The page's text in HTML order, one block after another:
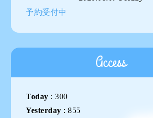
予約受付中
Access
Today :300
Yesterday :855